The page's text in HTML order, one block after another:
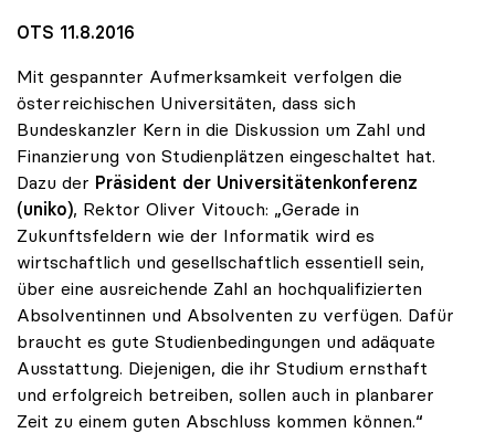
OTS 11.8.2016
Mit gespannter Aufmerksamkeit verfolgen die
österreichischen Universitäten, dass sich
Bundeskanzler Kern in die Diskussion um Zahl und
Finanzierung von Studienplätzen eingeschaltet hat.
Dazu der Präsident der Universitätenkonferenz
(uniko), Rektor Oliver Vitouch: „Gerade in
Zukunftsfeldern wie der Informatik wird es
wirtschaftlich und gesellschaftlich essentiell sein,
über eine ausreichende Zahl an hochqualifizierten
Absolventinnen und Absolventen zu verfügen. Dafür
braucht es gute Studienbedingungen und adäquate
Ausstattung. Diejenigen, die ihr Studium ernsthaft
und erfolgreich betreiben, sollen auch in planbarer
Zeit zu einem guten Abschluss kommen können.“